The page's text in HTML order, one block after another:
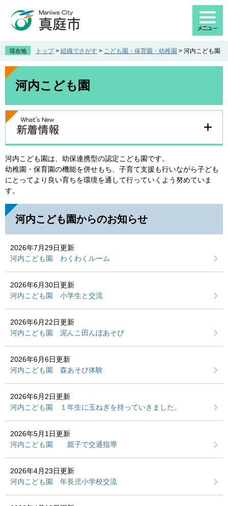
先
す
を
し
文
へ
現在地 トップ > 組織でさがす > こども園・保育園・幼稚園 > 河内こども園
本
河内こども園
河内こども園は、幼保連携型の認定こども園です。
幼稚園・保育園の機能を併せもち、子育て支援も行いながら子ども
にとってより良い育ちを環境を通して行っていくよう努めていま
す。
河内こども園からのお知らせ
2026年7月29日更新
河内こども園 わくわくルーム
2026年6月30日更新
河内こども園 小学生と交流
2026年6月22日更新
河内こども園 泥んこ田んぼあそび
2026年6月6日更新
河内こども園 森あそび体験
2026年6月2日更新
河内こども園 １年生に玉ねぎを持っていきました。
2026年5月1日更新
河内こども園 親子で交通指導
2026年4月23日更新
河内こども園 年長児小学校交流